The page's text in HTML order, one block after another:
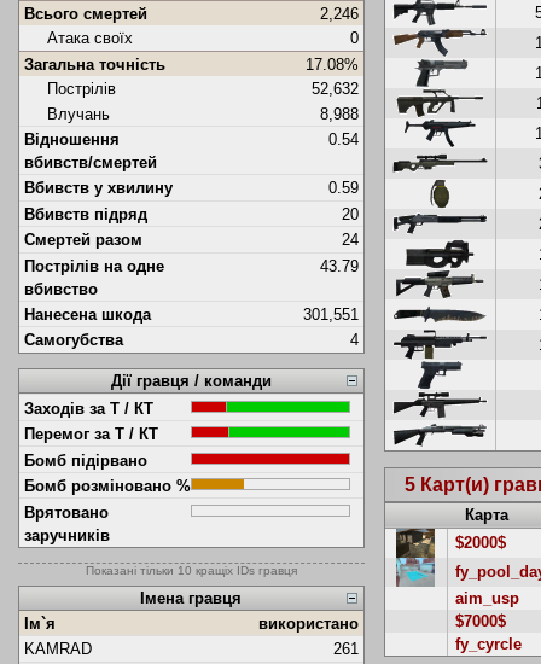
Всього смертей
2,246
Атака своїх
0
Загальна точність
17.08%
Пострілів
52,632
Влучань
8,988
Відношення
вбивств/смертей
0.54
Вбивств у хвилину
0.59
Вбивств підряд
20
Смертей разом
24
Пострілів на одне
вбивство
43.79
Нанесена шкода
301,551
Самогубства
4
Дії гравця / команди
Заходів за Т / КТ
Перемог за Т / КТ
Бомб підірвано
Бомб розміновано %
Врятовано
заручників
Показані тільки 10 кращіх IDs гравця
Імена гравця
Ім`я
використано
KAMRAD
261
5 Карт(и)
Карта
$2000$
aim_usp
$7000$
fy_cyrcle